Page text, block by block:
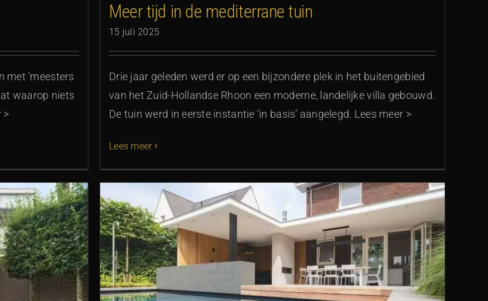
met ‘meesters
waarop niets
>
Meer tijd in de mediterrane tuin
15 juli 2025
Drie jaar geleden werd er op een bijzondere plek in het buitengebied
van het Zuid-Hollandse Rhoon een moderne, landelijke villa gebouwd.
De tuin werd in eerste instantie ‘in basis’ aangelegd. Lees meer >
Lees meer